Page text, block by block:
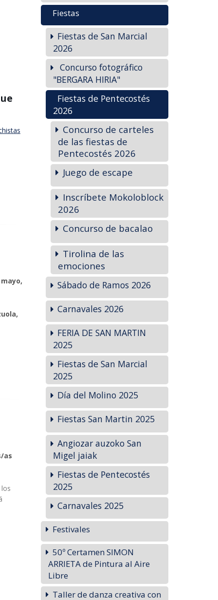
as
Fiestas
Fiestas de San Marcial
2026
Concurso fotográfico
"BERGARA HIRIA"
Fiestas de Pentecostés
2026
Concurso de carteles
de las fiestas de
Pentecostés 2026
Juego de escape
Inscríbete Mokoloblock
2026
Concurso de bacalao
Tirolina de las
emociones
Sábado de Ramos 2026
Carnavales 2026
FERIA DE SAN MARTIN
2025
Fiestas de San Marcial
2025
Día del Molino 2025
Fiestas San Martin 2025
Angiozar auzoko San
Migel jaiak
Fiestas de Pentecostés
2025
Carnavales 2025
Festivales
50º Certamen SIMON
ARRIETA de Pintura al Aire
Libre
Taller de danza creativa con